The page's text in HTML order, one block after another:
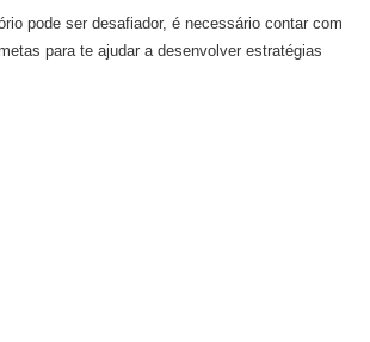
pode ser desafiador, é necessário contar com
para te ajudar a desenvolver estratégias